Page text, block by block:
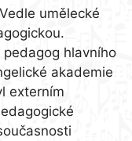
umělecké
hlavního
akademie
externím